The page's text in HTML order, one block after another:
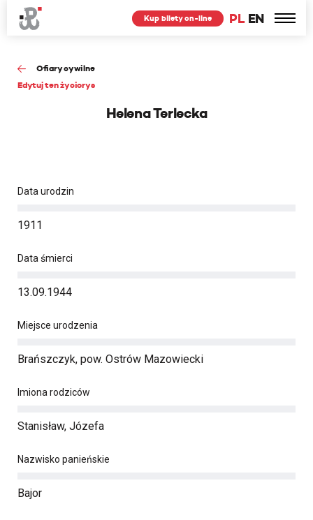
PL EN
Kup bilety on-line
Ofiary cywilne
Edytuj ten życiorys
Helena Terlecka
Data urodzin
1911
Data śmierci
13.09.1944
Miejsce urodzenia
Brańszczyk, pow. Ostrów Mazowiecki
Imiona rodziców
Stanisław, Józefa
Nazwisko panieńskie
Bajor